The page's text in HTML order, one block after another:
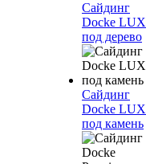
Сайдинг
Docke LUX
под дерево
Сайдинг
Docke LUX
под камень